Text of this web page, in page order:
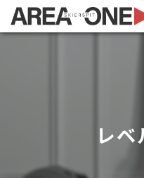
レ